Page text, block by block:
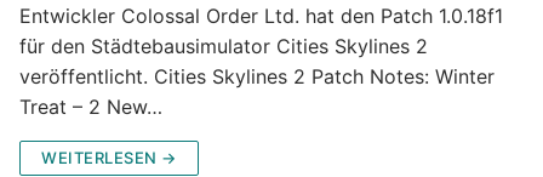
Entwickler Colossal Order Ltd. hat den Patch 1.0.18f1
für den Städtebausimulator Cities Skylines 2
veröffentlicht. Cities Skylines 2 Patch Notes: Winter
Treat – 2 New…
WEITERLESEN →